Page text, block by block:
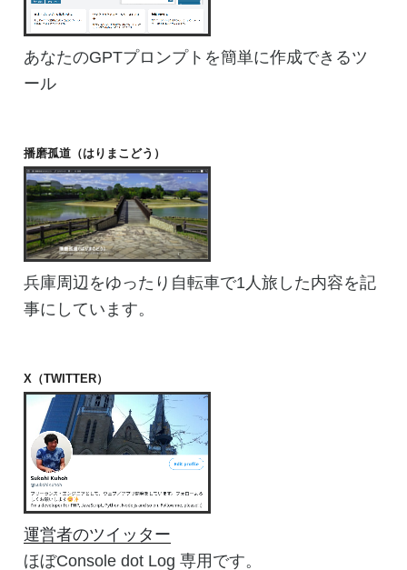
あなたのGPTプロンプトを簡単に作成できるツ
ール
播磨孤道（はりまこどう）
兵庫周辺をゆったり自転車で1人旅した内容を記
事にしています。
X（TWITTER）
運営者のツイッター
ほぼConsole dot Log 専用です。